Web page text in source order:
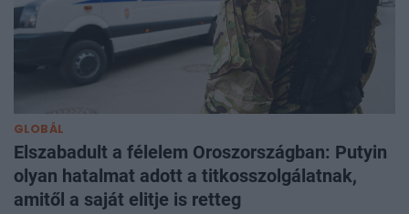
GLOBÁL
Elszabadult a félelem Oroszországban: Putyin
olyan hatalmat adott a titkosszolgálatnak,
amitől a saját elitje is retteg